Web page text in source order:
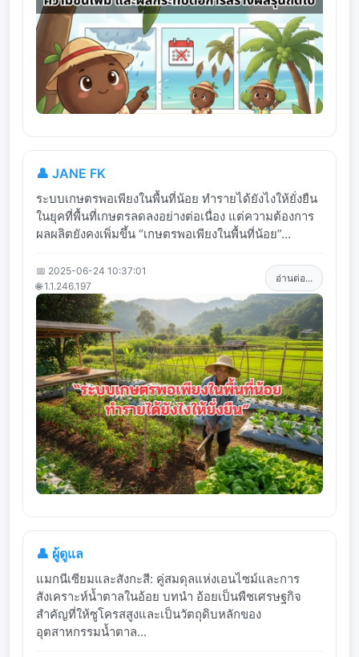
👤 JANE FK
ระบบเกษตรพอเพียงในพื้นที่น้อย ทำรายได้ยังไงให้ยั่งยืน
ในยุคที่พื้นที่เกษตรลดลงอย่างต่อเนื่อง แต่ความต้องการ
ผลผลิตยังคงเพิ่มขึ้น “เกษตรพอเพียงในพื้นที่น้อย”...
📅 2025-06-24 10:37:01
🌐 1.1.246.197
อ่านต่อ...
👤 ผู้ดูแล
แมกนีเซียมและสังกะสี: คู่สมดุลแห่งเอนไซม์และการ
สังเคราะห์น้ำตาลในอ้อย บทนำ อ้อยเป็นพืชเศรษฐกิจ
สำคัญที่ให้ซูโครสสูงและเป็นวัตถุดิบหลักของ
อุตสาหกรรมน้ำตาล...